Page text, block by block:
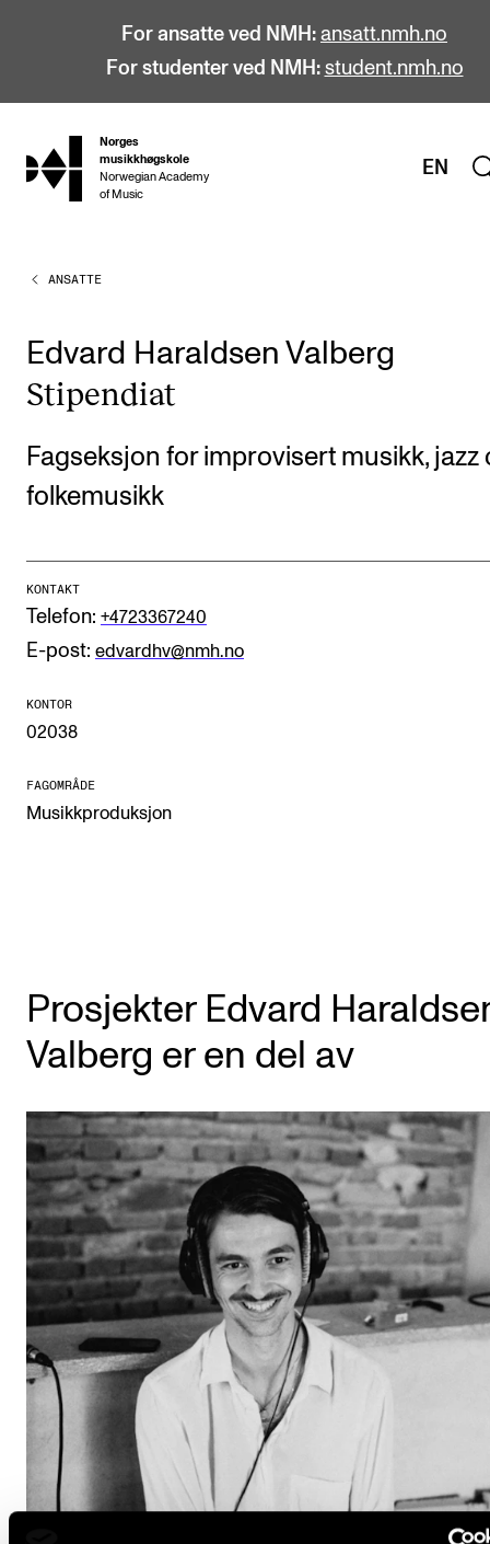
For ansatte ved NMH: ansatt.nmh.no
For studenter ved NMH: student.nmh.no
hjem
Norges
musikkhøgskole
Norwegian Academy
of Music
EN
STUDIER
Bachelor
Master
Doktorgrad
Årsstudium og videreutdanning
Talentutvikling
STUDENTLIV
CREMAH
Prosjekter
Publikasjoner
INTERNASJONALT
Utveksling
Internasjonal strategi
Samarbeidsprosjekter
Nettverk
IN.TUNE
AKTUELT
Arrangementer og konserter
ANSATTE
Edvard Haraldsen Valberg
Sti­pen­diat
Fagseksjon for improvisert musikk, jazz
folkemusikk
KONTAKT
Telefon: +4723367240
E-post: edvardhv@nmh.no
KONTOR
02038
FAGOMRÅDE
Musikkproduksjon
Prosjekter Edvard
Valberg er en del av